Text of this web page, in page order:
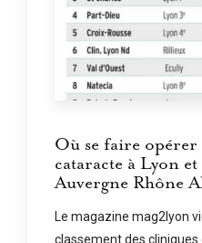
Où se faire opérer
cataracte à Lyon
Auvergne Rhône
Le magazine mag2lyon
classement des